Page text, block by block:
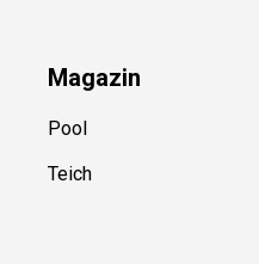
Magazin
Pool
Teich